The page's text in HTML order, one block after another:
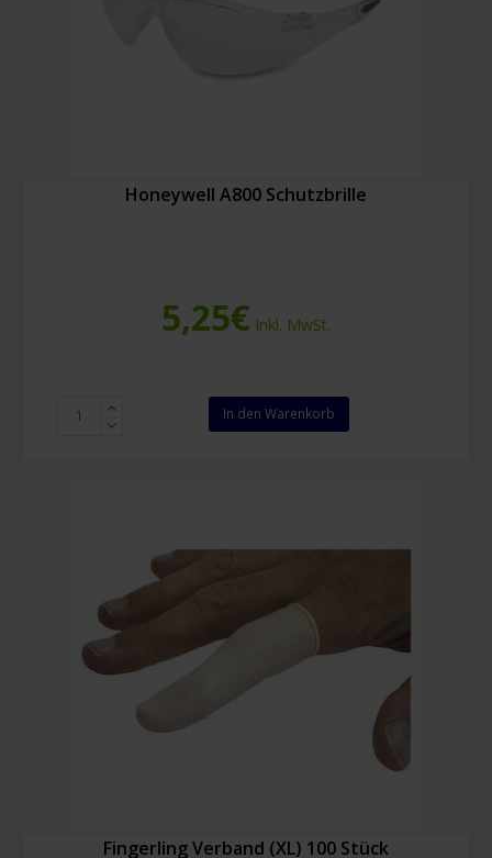
Honeywell A800 Schutzbrille
5,25€ Inkl. MwSt.
Honeywell
In den Warenkorb
Fingerling Verband (XL) 100 Stück